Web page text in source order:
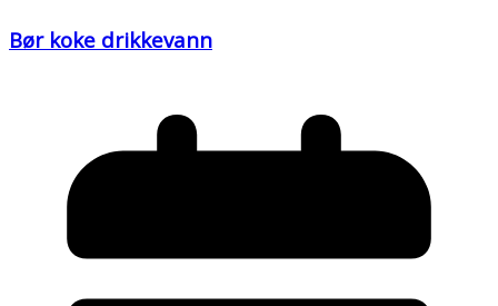
Bør koke drikkevann